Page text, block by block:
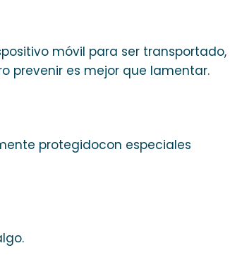
móvil para ser transportado,
prevenir es mejor que lamentar.
protegidocon especiales